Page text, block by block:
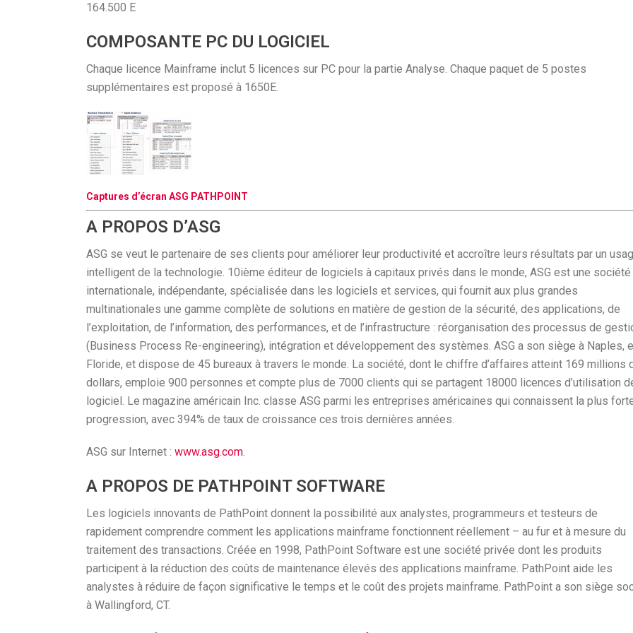
164.500 E
COMPOSANTE PC DU LOGICIEL
Chaque licence Mainframe inclut 5 licences sur PC pour la partie Analyse. Chaque paquet de 5 postes
supplémentaires est proposé à 1650E.
Captures d’écran ASG PATHPOINT
A PROPOS D’ASG
ASG se veut le partenaire de ses clients pour améliorer leur productivité et accroître leurs résultats par un
intelligent de la technologie. 10ième éditeur de logiciels à capitaux privés dans le monde, ASG est une société
internationale, indépendante, spécialisée dans les logiciels et services, qui fournit aux plus grandes
multinationales une gamme complète de solutions en matière de gestion de la sécurité, des applications, de
l’exploitation, de l’information, des performances, et de l’infrastructure : réorganisation des processus de
(Business Process Re-engineering), intégration et développement des systèmes. ASG a son siège à Naples,
Floride, et dispose de 45 bureaux à travers le monde. La société, dont le chiffre d’affaires atteint 169 millions
dollars, emploie 900 personnes et compte plus de 7000 clients qui se partagent 18000 licences d’utilisation
logiciel. Le magazine américain Inc. classe ASG parmi les entreprises américaines qui connaissent la plus
progression, avec 394% de taux de croissance ces trois dernières années.
ASG sur Internet : www.asg.com.
A PROPOS DE PATHPOINT SOFTWARE
Les logiciels innovants de PathPoint donnent la possibilité aux analystes, programmeurs et testeurs de
rapidement comprendre comment les applications mainframe fonctionnent réellement – au fur et à mesure du
traitement des transactions. Créée en 1998, PathPoint Software est une société privée dont les produits
participent à la réduction des coûts de maintenance élevés des applications mainframe. PathPoint aide les
analystes à réduire de façon significative le temps et le coût des projets mainframe. PathPoint a son siège
à Wallingford, CT.